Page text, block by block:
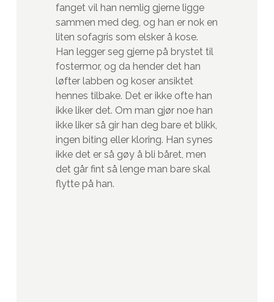
fanget vil han nemlig gjerne ligge
sammen med deg, og han er nok en
liten sofagris som elsker å kose.
Han legger seg gjerne på brystet til
fostermor, og da hender det han
løfter labben og koser ansiktet
hennes tilbake. Det er ikke ofte han
ikke liker det. Om man gjør noe han
ikke liker så gir han deg bare et blikk,
ingen biting eller kloring. Han synes
ikke det er så gøy å bli båret, men
det går fint så lenge man bare skal
flytte på han.